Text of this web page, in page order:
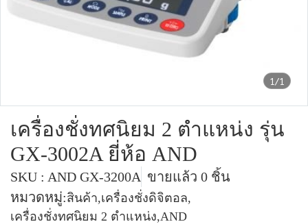
1/1
เครื่องชั่งทศนิยม 2 ตำแหน่ง รุ่น
GX-3002A ยี่ห้อ AND
SKU : AND GX-3200A ขายแล้ว 0 ชิ้น
หมวดหมู่:สินค้า,เครื่องชั่งดิจิตอล,
เครื่องชั่งทศนิยม 2 ตำแหน่ง,AND